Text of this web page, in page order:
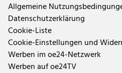
Allgemeine
Datenschutzerklärung
Cookie-Liste
Cookie-Einstellungen und
Werben im oe24-Netzwerk
Werben auf oe24TV